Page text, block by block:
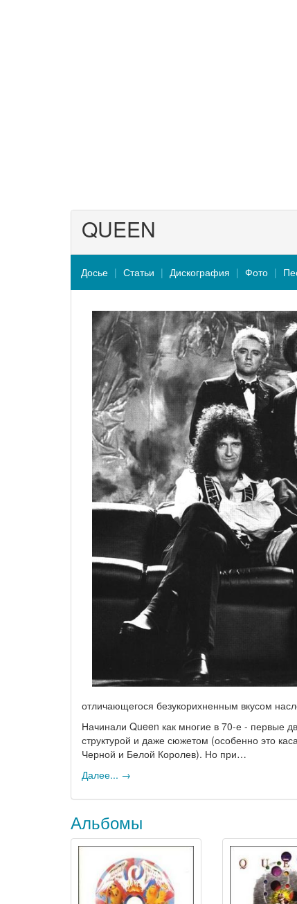
QUEEN
Досье Статьи Дискография Фото
отличающегося безукорихненным вкусом
Начинали Queen как многие в 70-е - первые
структурой и даже сюжетом (особенно это
Черной и Белой Королев). Но при…
Далее... →
Альбомы